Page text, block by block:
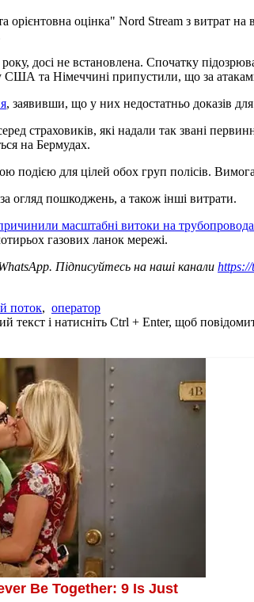
оцінка" Nord Stream з витрат на
досі не встановлена. Спочатку
США та Німеччині припустили, що за
, заявивши, що у них недостатньо доказів
страховиків, які надали так звані
на Бермудах.
подією для цілей обох груп полісів.
огляд пошкоджень, а також інші витрати.
масштабні витоки на
газових ланок мережі.
Підписуйтесь на наші канали https://
поток, оператор
текст і натисніть Ctrl + Enter, щоб